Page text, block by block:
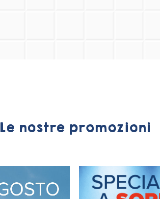
Le nostre promozioni